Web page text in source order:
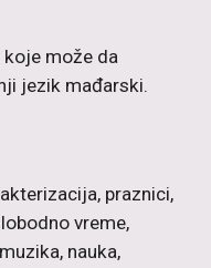
koje može da
jezik mađarski.
praznici,
vreme,
nauka,